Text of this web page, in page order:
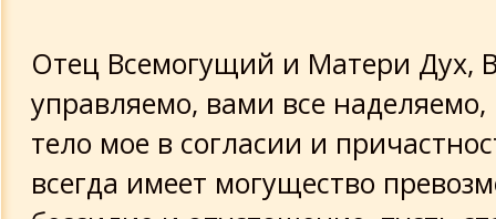
Отец Всемогущий и Матери Дух,
управляемо, вами все наделяемо,
тело мое в согласии и
всегда имеет могущество